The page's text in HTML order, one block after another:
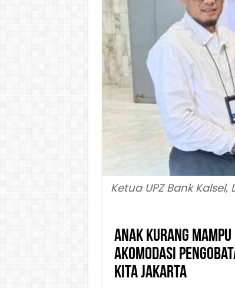
Ketua UPZ Bank
Anak Kurang
Akomodasi
Kita Jakarta